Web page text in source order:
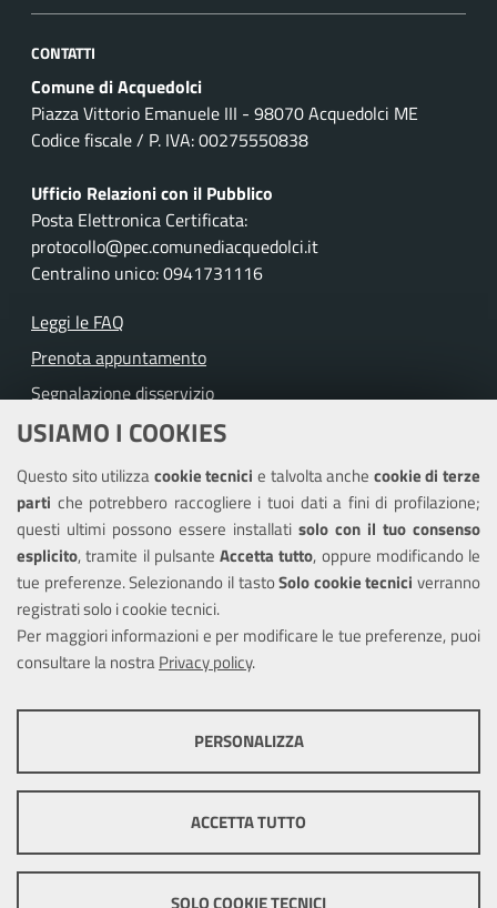
USIAMO I COOKIES
Questo sito utilizzacookie tecnicie talvolta anche cookie di terze
parti che potrebbero raccogliere i tuoi dati a fini di profilazione;
questi ultimi possono essere installati solo con il tuo consenso
esplicito, tramite il pulsante Accetta tutto, oppure modificando le
tue preferenze. Selezionando il tastoSolo cookie tecnici verranno
registrati solo i cookie tecnici.
Per maggiori informazioni e per modificare le tue preferenze, puoi
consultare la nostraPrivacy policy.
ottimale per ogni utente. Essi non raccolgono i tuoi dati e le tue
informazioni di navigazione per scopi di marketing e profilazione, e
pertanto possono essere utilizzati senza bisogno di acquisire il tuo
PERSONALIZZA
ACCETTA TUTTO
CONTATTI
Comune di Acquedolci
Piazza Vittorio Emanuele III - 98070 Acquedolci ME
Codice fiscale / P. IVA: 00275550838
Ufficio Relazioni con il Pubblico
Posta Elettronica Certificata:
protocollo@pec.comunediacquedolci.it
Centralino unico: 0941731116
Leggi le FAQ
Prenota appuntamento
Segnalazione disservizio
Richiesta assistenza
Amministrazione trasparente
Informativa privacy
Note legali
Piano di miglioramento del sito
Dichiarazione di accessibilità
Mappa del sito
Cookie